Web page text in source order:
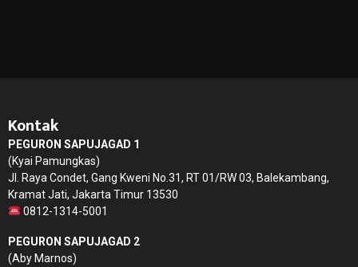
Kontak
PEGURON SAPUJAGAD 1
(Kyai Pamungkas)
Jl. Raya Condet, Gang Kweni No.31, RT 01/RW 03, Balekambang,
Kramat Jati, Jakarta Timur 13530
0812-1314-5001
PEGURON SAPUJAGAD 2
(Aby Marnos)